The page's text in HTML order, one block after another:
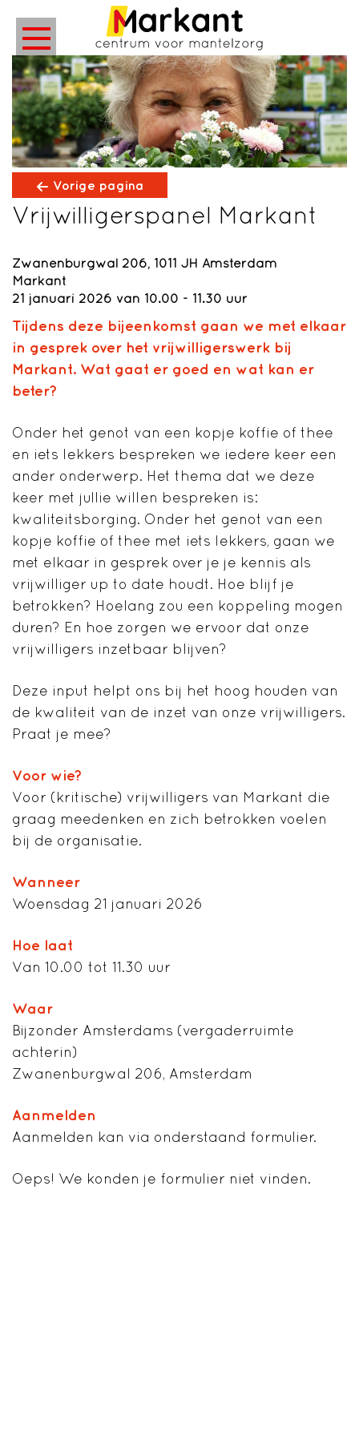
Vorige pagina
Vrijwilligerspanel Markant
Zwanenburgwal 206, 1011 JH Amsterdam
Markant
21 januari 2026 van 10.00 - 11.30 uur
Tijdens deze bijeenkomst gaan we met elkaar
in gesprek over het vrijwilligerswerk bij
Markant. Wat gaat er goed en wat kan er
beter?
Onder het genot van een kopje koffie of thee
en iets lekkers bespreken we iedere keer een
ander onderwerp. Het thema dat we deze
keer met jullie willen bespreken is:
kwaliteitsborging. Onder het genot van een
kopje koffie of thee met iets lekkers, gaan we
met elkaar in gesprek over je je kennis als
vrijwilliger up to date houdt. Hoe blijf je
betrokken? Hoelang zou een koppeling mogen
duren? En hoe zorgen we ervoor dat onze
vrijwilligers inzetbaar blijven?
Deze input helpt ons bij het hoog houden van
de kwaliteit van de inzet van onze vrijwilligers.
Praat je mee?
Voor wie?
Voor (kritische) vrijwilligers van Markant die
graag meedenken en zich betrokken voelen
bij de organisatie.
Wanneer
Woensdag 21 januari 2026
Hoe laat
Van 10.00 tot 11.30 uur
Waar
Bijzonder Amsterdams (vergaderruimte
achterin)
Zwanenburgwal 206, Amsterdam
Aanmelden
Aanmelden kan via onderstaand formulier.
Oeps! We konden je formulier niet vinden.